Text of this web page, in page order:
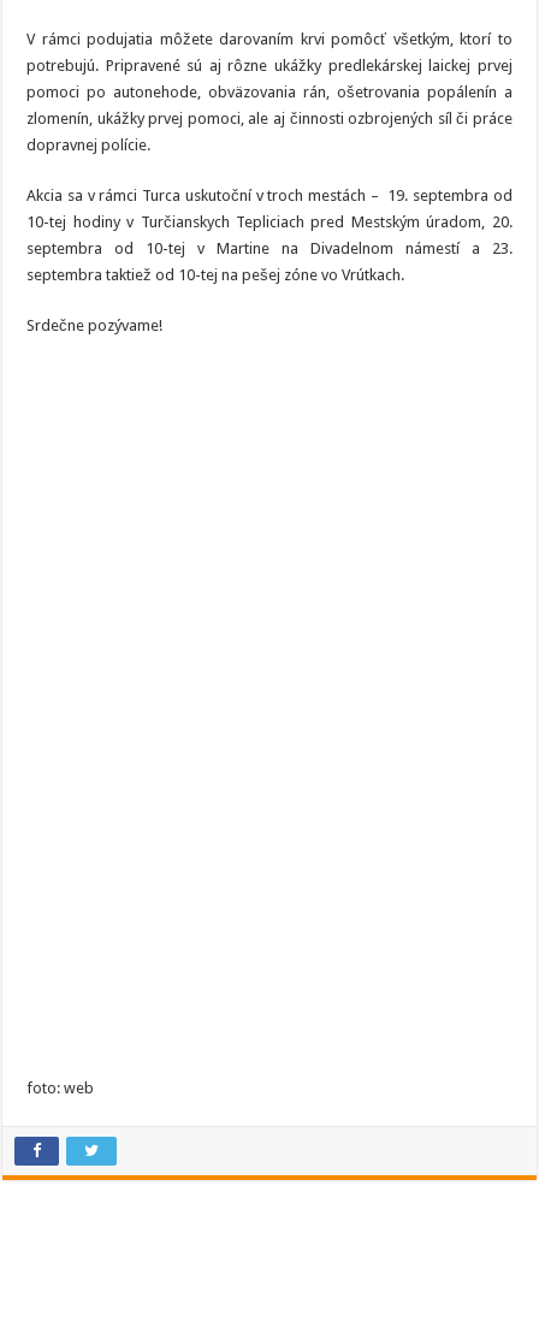
aj
v
uliciach
darovať
krv
V rámci podujatia môžete darovaním krvi pomôcť všetkým, ktorí to
potrebujú. Pripravené sú aj rôzne ukážky predlekárskej laickej prvej
pomoci po autonehode, obväzovania rán, ošetrovania popálenín a
zlomenín, ukážky prvej pomoci, ale aj činnosti ozbrojených síl či práce
dopravnej polície.
Akcia sa v rámci Turca uskutoční v troch mestách – 19. septembra od
10-tej hodiny v Turčianskych Tepliciach pred Mestským úradom, 20.
septembra od 10-tej v Martine na Divadelnom námestí a 23.
septembra taktiež od 10-tej na pešej zóne vo Vrútkach.
Srdečne pozývame!
foto: web